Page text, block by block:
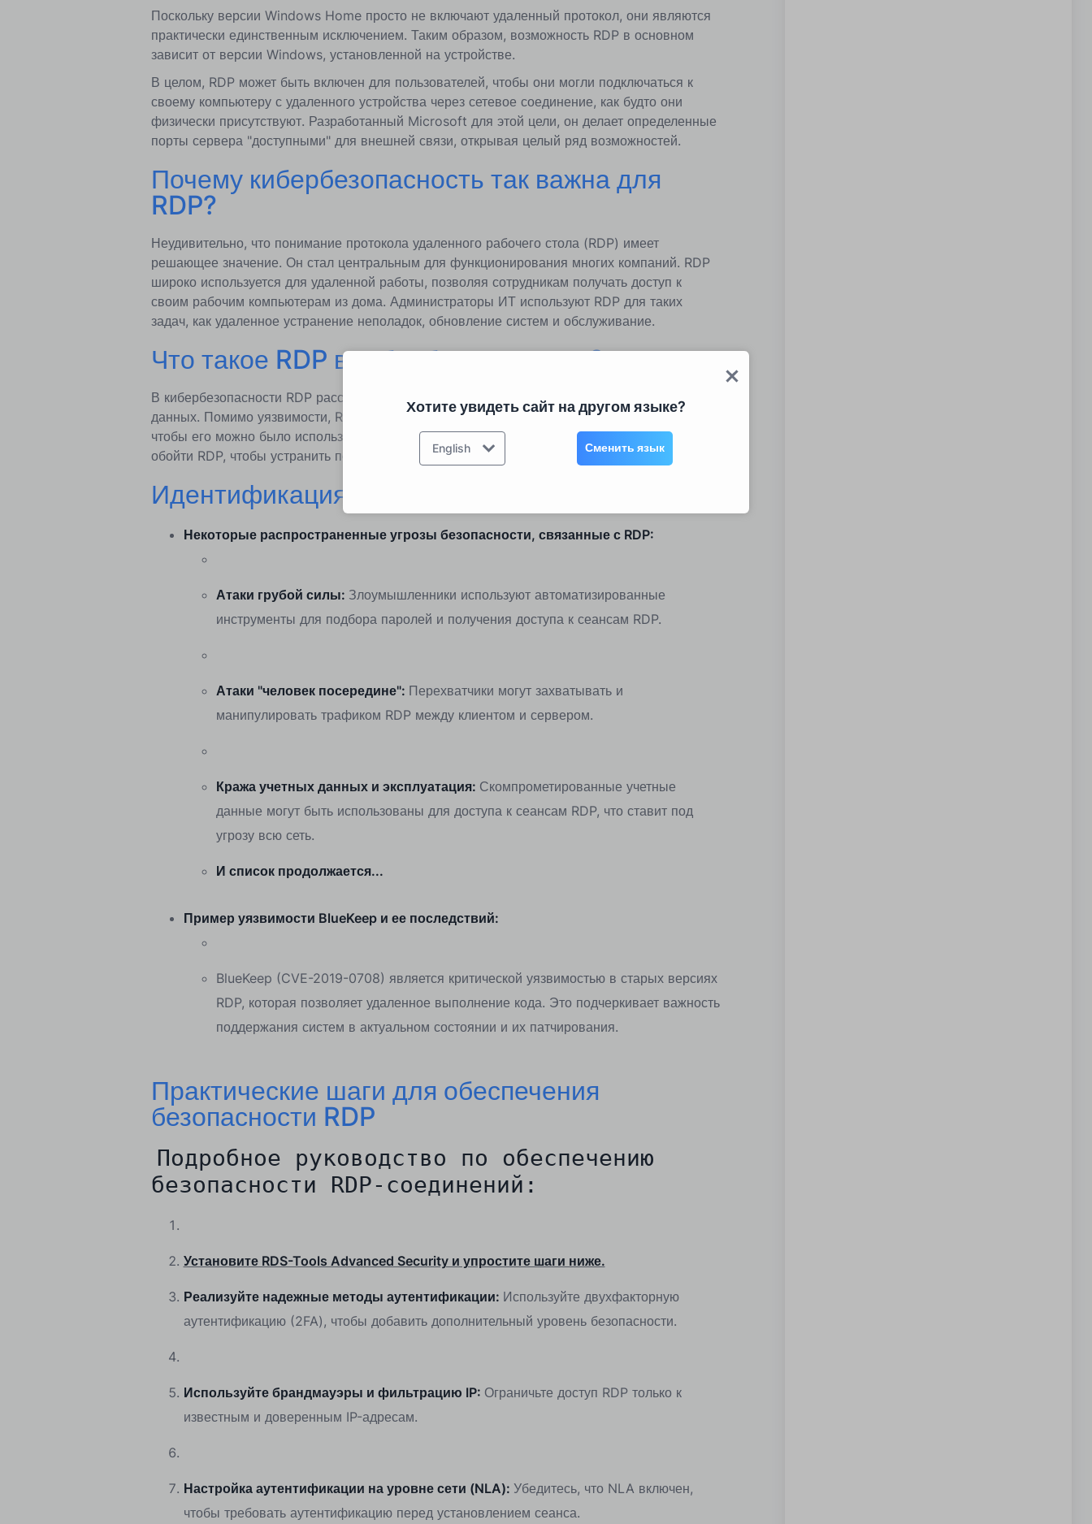
Хотите увидеть сайт на другом языке?
English Сменить язык
Поскольку версии Windows Home просто не включают удаленный протокол, они являются
практически единственным исключением. Таким образом, возможность RDP в основном
зависит от версии Windows, установленной на устройстве.
В целом, RDP может быть включен для пользователей, чтобы они могли подключаться к
своему компьютеру с удаленного устройства через сетевое соединение, как будто они
физически присутствуют. Разработанный Microsoft для этой цели, он делает определенные
порты сервера "доступными" для внешней связи, открывая целый ряд возможностей.
Почему кибербезопасность так важна для
RDP?
Неудивительно, что понимание протокола удаленного рабочего стола (RDP) имеет
решающее значение. Он стал центральным для функционирования многих компаний. RDP
широко используется для удаленной работы, позволяя сотрудникам получать доступ к
своим рабочим компьютерам из дома. Администраторы ИТ используют RDP для таких
задач, как удаленное устранение неполадок, обновление систем и обслуживание.
Что такое RDP в кибербезопасности?
В кибербезопасности RDP рассматривается как источник уязвимости для сетей, серверов и
данных. Помимо уязвимости, RDP очень полезен. Поэтому необходимо его защищать,
чтобы его можно было использовать без опасностей. И поэтому существует возможность
обойти RDP, чтобы устранить потенциальные проблемы до их появления.
Идентификация угроз безопасности RDP
Некоторые распространенные угрозы безопасности, связанные с RDP:
Атаки грубой силы: Злоумышленники используют автоматизированные
инструменты для подбора паролей и получения доступа к сеансам RDP.
Атаки "человек посередине": Перехватчики могут захватывать и
манипулировать трафиком RDP между клиентом и сервером.
Кража учетных данных и эксплуатация: Скомпрометированные учетные
данные могут быть использованы для доступа к сеансам RDP, что ставит под
угрозу всю сеть.
И список продолжается...
Пример уязвимости BlueKeep и ее последствий:
BlueKeep (CVE-2019-0708) является критической уязвимостью в старых версиях
RDP, которая позволяет удаленное выполнение кода. Это подчеркивает важность
поддержания систем в актуальном состоянии и их патчирования.
Практические шаги для обеспечения
безопасности RDP
Подробное руководство по обеспечению
безопасности RDP-соединений:
Установите RDS-Tools Advanced Security и упростите шаги ниже.
Реализуйте надежные методы аутентификации: Используйте двухфакторную
аутентификацию (2FA), чтобы добавить дополнительный уровень безопасности.
Используйте брандмауэры и фильтрацию IP: Ограничьте доступ RDP только к
известным и доверенным IP-адресам.
Настройка аутентификации на уровне сети (NLA): Убедитесь, что NLA включен,
чтобы требовать аутентификацию перед установлением сеанса.